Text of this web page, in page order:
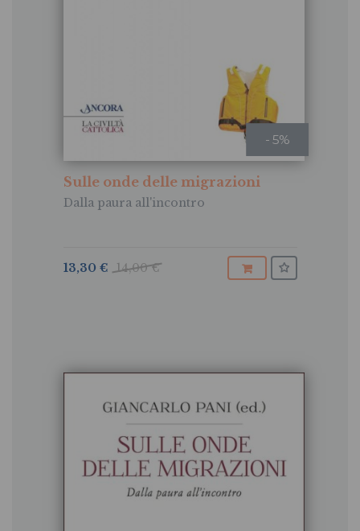
- 5%
Sulle onde delle migrazioni
Dalla paura all'incontro
14,00 €
13,30 €